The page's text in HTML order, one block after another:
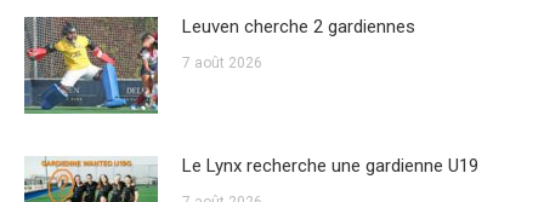
Leuven cherche 2 gardiennes
7 août 2026
Le Lynx recherche une gardienne U19